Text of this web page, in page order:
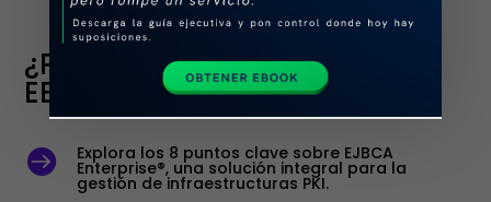
¿POR QUÉ DESCARGAR EL
EBOOK?
 Explora los 8 puntos clave sobre EJBCA
Enterprise®, una solución integral para la
gestión de infraestructuras PKI.